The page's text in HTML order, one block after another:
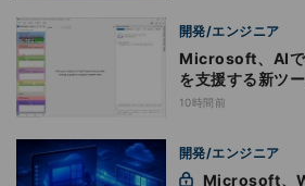
開発/エンジニア
Microsoft、AI
を支援する新ツ
10時間前
開発/エンジニア